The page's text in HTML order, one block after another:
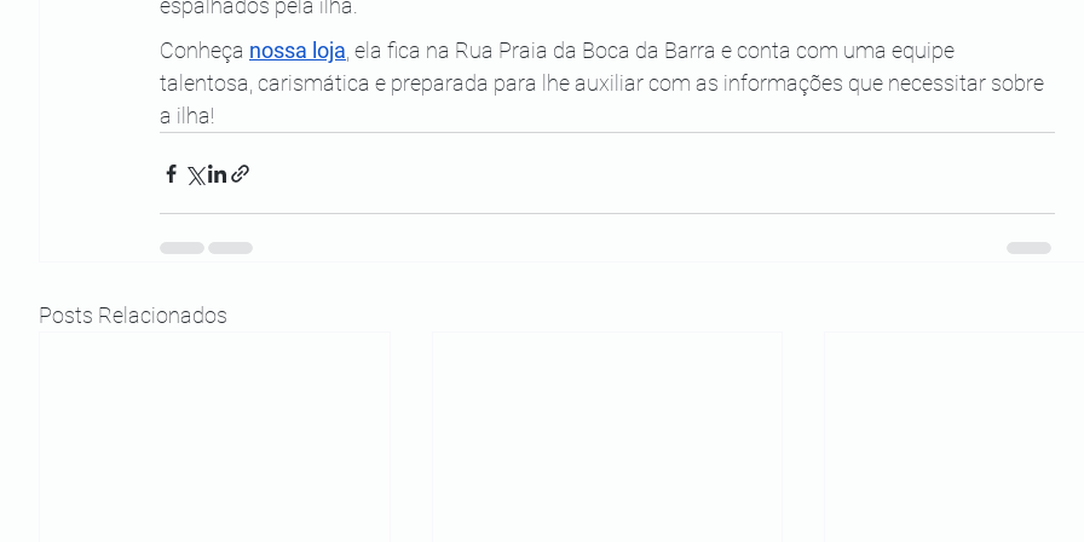
espalhados pela ilha.
Conheça nossa loja , ela fica na Rua Praia da Boca da Barra e conta com uma equipe
talentosa, carismática e preparada para lhe auxiliar com as informações que necessitar sobre
a ilha!
Posts Relacionados